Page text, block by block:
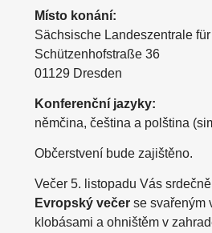
Místo konání:
Sächsische Landeszentrale
Schützenhofstraße 36
01129 Dresden
Konferenční jazyky:
němčina, čeština a polština
Občerstvení bude zajištěno.
Večer 5. listopadu Vás
Evropský večer se svařeným
klobásami a ohništěm v